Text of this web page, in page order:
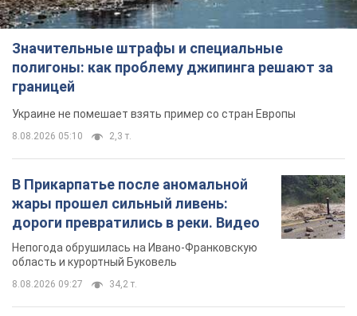
Значительные штрафы и специальные
полигоны: как проблему джипинга решают за
границей
Украине не помешает взять пример со стран Европы
8.08.2026 05:10 2,3 т.
В Прикарпатье после аномальной
жары прошел сильный ливень:
дороги превратились в реки. Видео
Непогода обрушилась на Ивано-Франковскую
область и курортный Буковель
8.08.2026 09:27 34,2 т.